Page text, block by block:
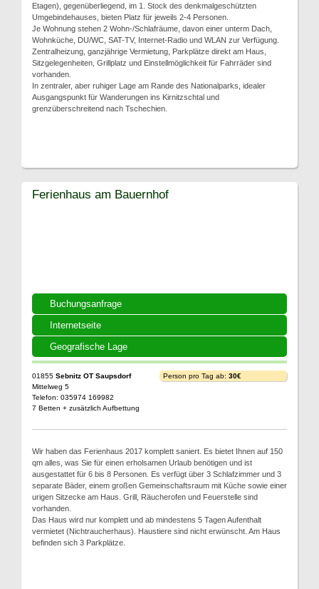
Etagen), gegenüberliegend, im 1. Stock des denkmalgeschützten
Umgebindehauses, bieten Platz für jeweils 2-4 Personen.
Je Wohnung stehen 2 Wohn-/Schlafräume, davon einer unterm Dach,
Wohnküche, DU/WC, SAT-TV, Internet-Radio und WLAN zur Verfügung.
Zentralheizung, ganzjährige Vermietung, Parkplätze direkt am Haus,
Sitzgelegenheiten, Grillplatz und Einstellmöglichkeit für Fahrräder sind
vorhanden.
In zentraler, aber ruhiger Lage am Rande des Nationalparks, idealer
Ausgangspunkt für Wanderungen ins Kirnitzschtal und
grenzüberschreitend nach Tschechien.
Buchungsanfrage
Internetseite
Geografische Lage
Ferienhaus am Bauernhof
01855 Sebnitz OT Saupsdorf
Mittelweg 5
Telefon: 035974 169982
7 Betten + zusätzlich Aufbettung
Person pro Tag ab: 30€
Wir haben das Ferienhaus 2017 komplett saniert. Es bietet Ihnen auf 150
qm alles, was Sie für einen erholsamen Urlaub benötigen und ist
ausgestattet für 6 bis 8 Personen. Es verfügt über 3 Schlafzimmer und 3
separate Bäder, einem großen Gemeinschaftsraum mit Küche sowie einer
urigen Sitzecke am Haus. Grill, Räucherofen und Feuerstelle sind
vorhanden.
Das Haus wird nur komplett und ab mindestens 5 Tagen Aufenthalt
vermietet (Nichtraucherhaus). Haustiere sind nicht erwünscht. Am Haus
befinden sich 3 Parkplätze.